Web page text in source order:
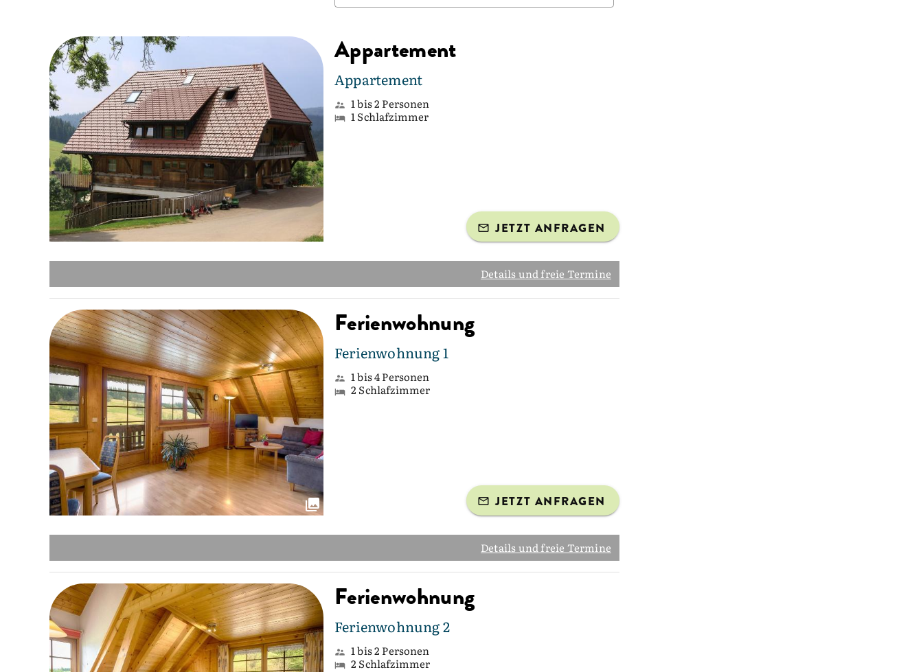
Appartement
Appartement
1 bis 2 Personen
1 Schlafzimmer
JETZT ANFRAGEN
Details und freie Termine
Ferienwohnung
Ferienwohnung 1
1 bis 4 Personen
2 Schlafzimmer
JETZT ANFRAGEN
Details und freie Termine
Ferienwohnung
Ferienwohnung 2
1 bis 2 Personen
2 Schlafzimmer